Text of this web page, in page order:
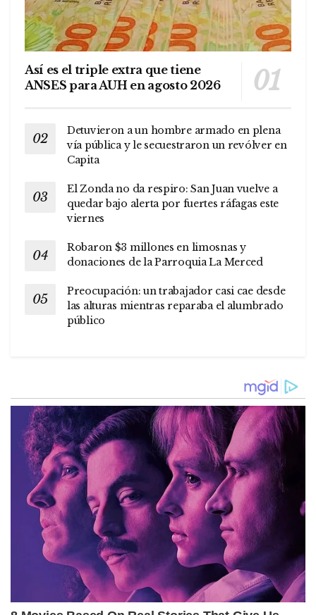
Así es el triple extra que tiene
ANSES para AUH en agosto 2026
Detuvieron a un hombre armado en plena
vía pública y le secuestraron un revólver en
Capita
El Zonda no da respiro: San Juan vuelve a
quedar bajo alerta por fuertes ráfagas este
viernes
Robaron $3 millones en limosnas y
donaciones de la Parroquia La Merced
Preocupación: un trabajador casi cae desde
las alturas mientras reparaba el alumbrado
público